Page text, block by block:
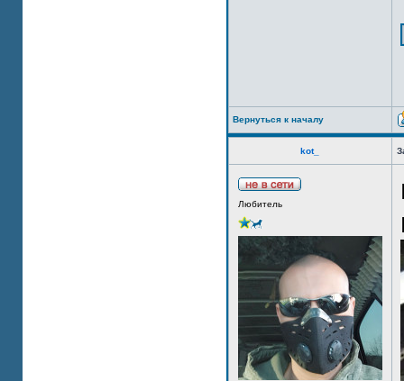
Вернуться к началу
kot_
Любитель